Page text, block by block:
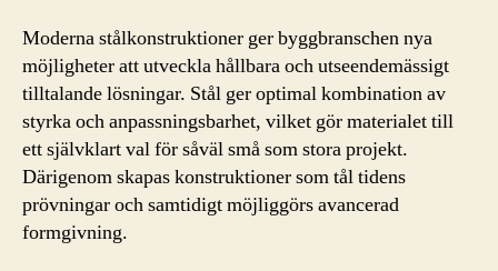
Moderna stålkonstruktioner ger byggbranschen nya
möjligheter att utveckla hållbara och utseendemässigt
tilltalande lösningar. Stål ger optimal kombination av
styrka och anpassningsbarhet, vilket gör materialet till
ett självklart val för såväl små som stora projekt.
Därigenom skapas konstruktioner som tål tidens
prövningar och samtidigt möjliggörs avancerad
formgivning.